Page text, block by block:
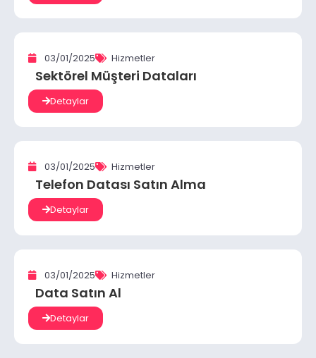
03/01/2025 Hizmetler
Sektörel Müşteri Dataları
Detaylar
03/01/2025 Hizmetler
Telefon Datası Satın Alma
Detaylar
03/01/2025 Hizmetler
Data Satın Al
Detaylar